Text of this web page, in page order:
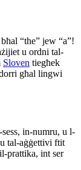
“the” jew “a”!
u ordni tal-
Sloven tiegħek
għal lingwi
in-numru, u l-
tal-aġġettivi ftit
prattika, int ser